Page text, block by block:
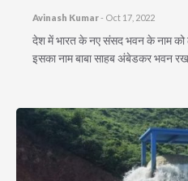
Avinash Kumar- Oct 17, 2022
देश में भारत के नए संसद भवन के नाम
इसका नाम बाबा साहब अंबेडकर भवन